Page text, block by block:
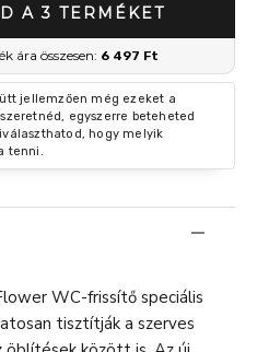
A 3 TERMÉKET
ára összesen: 6 497 Ft
jellemzően még ezeket a
egyszerre beteheted
hogy melyik
tenni.
WC-frissítő speciális
tisztítják a szerves